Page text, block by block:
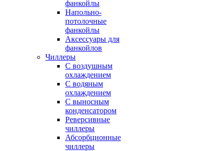
фанкойлы
Напольно-
потолочные
фанкойлы
Аксессуары для
фанкойлов
Чиллеры
С воздушным
охлаждением
С водяным
охлаждением
С выносным
конденсатором
Реверсивные
чиллеры
Абсорбционные
чиллеры